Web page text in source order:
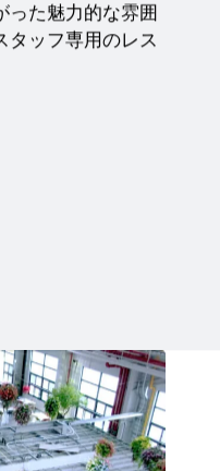
った魅力的な雰囲
タッフ専用のレス